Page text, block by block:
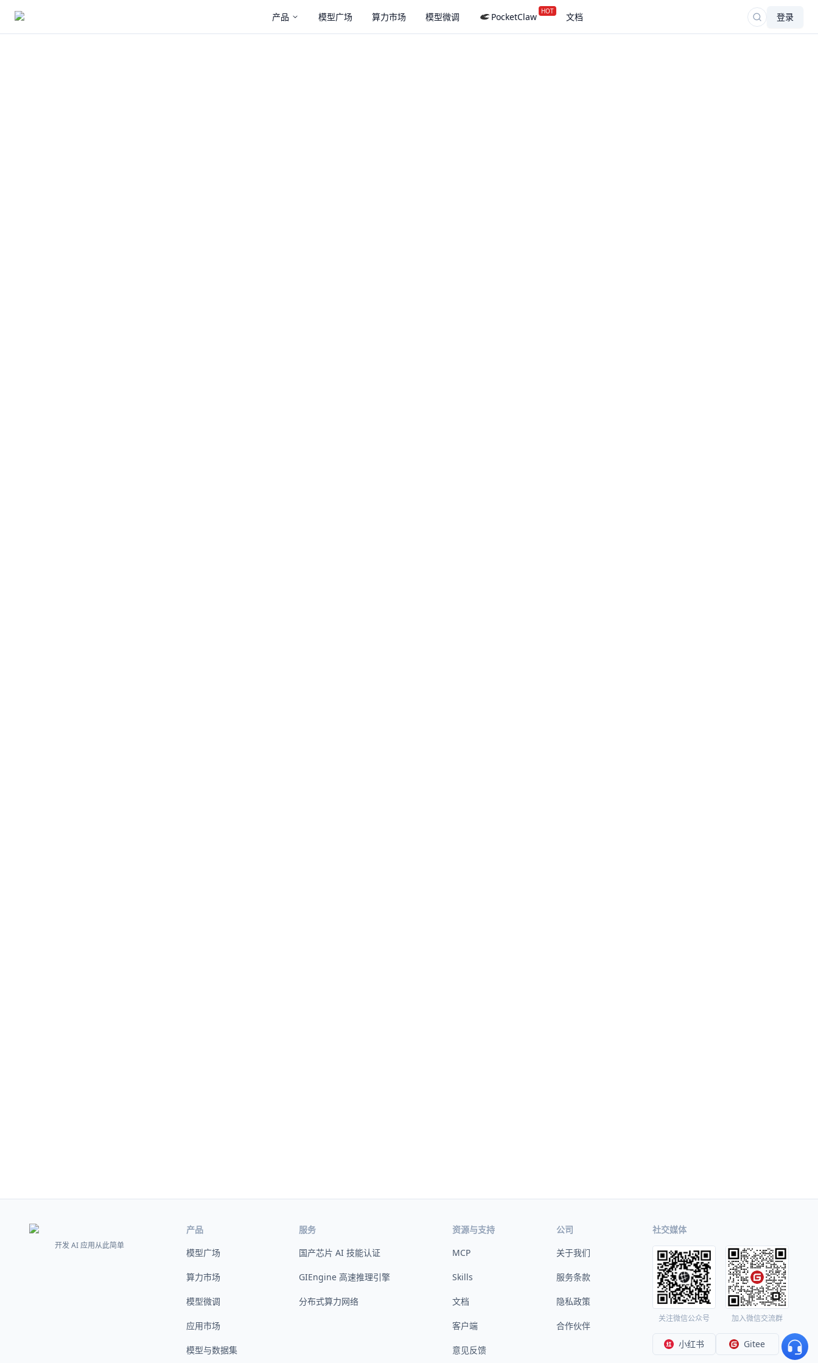
产品 模型广场 算力市场 模型微调 PocketClaw HOT 文档 登录
开发 AI 应用从此简单
产品
模型广场
算力市场
模型微调
应用市场
模型与数据集
服务
国产芯片 AI 技能认证
GIEngine 高速推理引擎
分布式算力网络
资源与支持
MCP
Skills
文档
客户端
意见反馈
公司
关于我们
服务条款
隐私政策
合作伙伴
社交媒体
关注微信公众号 加入微信交流群
小红书 Gitee